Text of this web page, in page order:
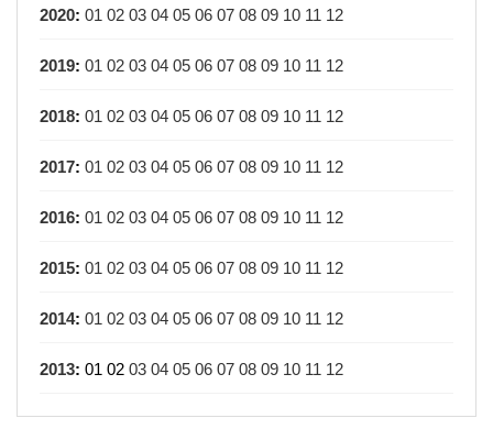
2020: 01 02 03 04 05 06 07 08 09 10 11 12
2019: 01 02 03 04 05 06 07 08 09 10 11 12
2018: 01 02 03 04 05 06 07 08 09 10 11 12
2017: 01 02 03 04 05 06 07 08 09 10 11 12
2016: 01 02 03 04 05 06 07 08 09 10 11 12
2015: 01 02 03 04 05 06 07 08 09 10 11 12
2014: 01 02 03 04 05 06 07 08 09 10 11 12
2013: 01 02 03 04 05 06 07 08 09 10 11 12